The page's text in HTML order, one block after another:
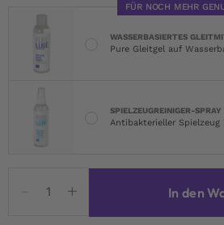
FÜR NOCH MEHR
WASSERBASIERTES
Pure Gleitgel auf
SPIELZEUGREINIGER-SPRAY
Antibakterieller Spielzeug
Heiße
Leidenschaft
In den